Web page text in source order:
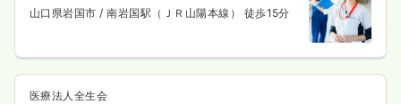
山口県岩国市 / 南岩国駅（ＪＲ山陽本線） 徒歩15分
医療法人全生会